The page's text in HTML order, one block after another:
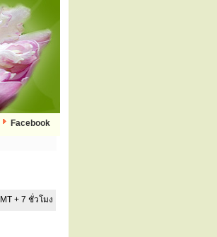
Facebook
+ 7 ชั่วโมง